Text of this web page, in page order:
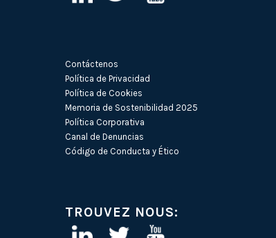
Contáctenos
Política de Privacidad
Política de Cookies
Memoria de Sostenibilidad 2025
Política Corporativa
Canal de Denuncias
Código de Conducta y Ético
TROUVEZ NOUS: